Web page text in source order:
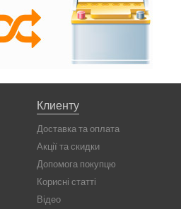
Клиенту
Доставка та оплата
Акції та скидки
Допомога покупцю
Корисні статті
Відео